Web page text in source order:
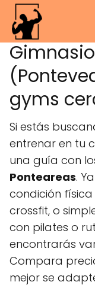
gyms
Si estás
entrenar en tu
una guía con
Ponteareas.
condición
crossfit, o
con pilates o
encontrarás
Compara
mejor se